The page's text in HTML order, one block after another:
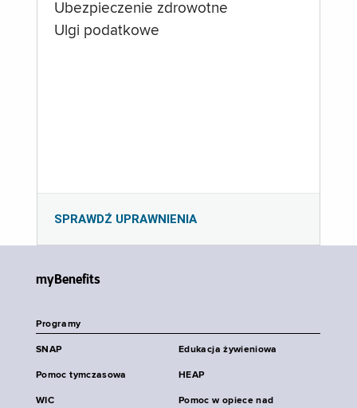
Ubezpieczenie zdrowotne
Ulgi podatkowe
SPRAWDŹ UPRAWNIENIA
myBenefits
Programy
SNAP Edukacja żywieniowa
Pomoc tymczasowa HEAP
WIC
Pomoc w opiece nad